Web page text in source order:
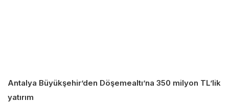
Antalya Büyükşehir’den Döşemealtı’na 350 milyon TL’lik
yatırım